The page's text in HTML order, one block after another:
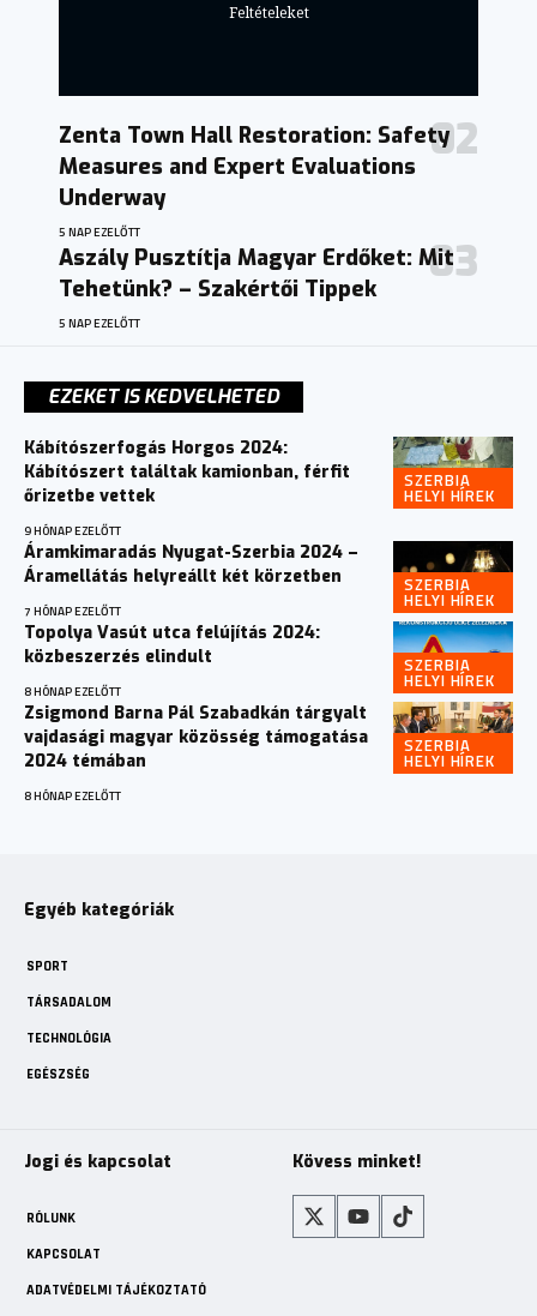
Feltételeket
Zenta Town Hall Restoration: Safety
Measures and Expert Evaluations
Underway
5 NAP EZELŐTT
Aszály Pusztítja Magyar Erdőket: Mit
Tehetünk? – Szakértői Tippek
5 NAP EZELŐTT
EZEKET IS KEDVELHETED
SZERBIA
HELYI HÍREK
Kábítószerfogás Horgos 2024:
Kábítószert találtak kamionban, férfit
őrizetbe vettek
9 HÓNAP EZELŐTT
SZERBIA
HELYI HÍREK
Áramkimaradás Nyugat-Szerbia 2024 –
Áramellátás helyreállt két körzetben
7 HÓNAP EZELŐTT
SZERBIA
HELYI HÍREK
Topolya Vasút utca felújítás 2024:
közbeszerzés elindult
8 HÓNAP EZELŐTT
SZERBIA
HELYI HÍREK
Zsigmond Barna Pál Szabadkán tárgyalt
vajdasági magyar közösség támogatása
2024 témában
8 HÓNAP EZELŐTT
Egyéb kategóriák
SPORT
TÁRSADALOM
TECHNOLÓGIA
EGÉSZSÉG
Jogi és kapcsolat
RÓLUNK
KAPCSOLAT
ADATVÉDELMI TÁJÉKOZTATÓ
Kövess minket!